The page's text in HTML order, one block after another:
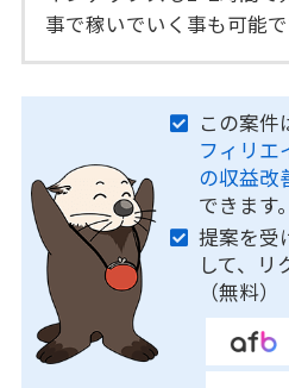
事で稼いでいく事も可能で
この案件
フィリエ
の収益改
できます。
提案を受
して、リ
（無料）